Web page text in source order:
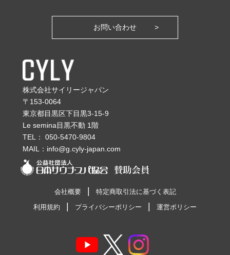
お問い合わせ
株式会社サイリージャパン
〒153-0064
東京都目黒区下目黒3-15-9
Le semina目黒不動 1階
TEL： 050-5470-9804
MAIL： info@g.cyly-japan.com
会社概要
特定商取引法に基づく表記
利用規約
プライバシーポリシー 運営ポリシー